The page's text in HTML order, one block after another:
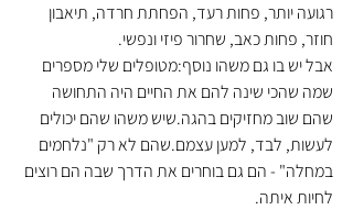
רגועה יותר, פחות רעד, הפחתת חרדה, תיאבון
חוזר, פחות כאב, שחרור פיזי ונפשי.
אבל יש בו גם משהו נוסף:מטופלים שלי מספרים
שמה שהכי שינה להם את החיים היה התחושה
שהם שוב מחזיקים בהגה.שיש משהו שהם יכולים
לעשות, לבד, למען עצמם.שהם לא רק "נלחמים
במחלה" - הם גם בוחרים את הדרך שבה הם רוצים
לחיות איתה.